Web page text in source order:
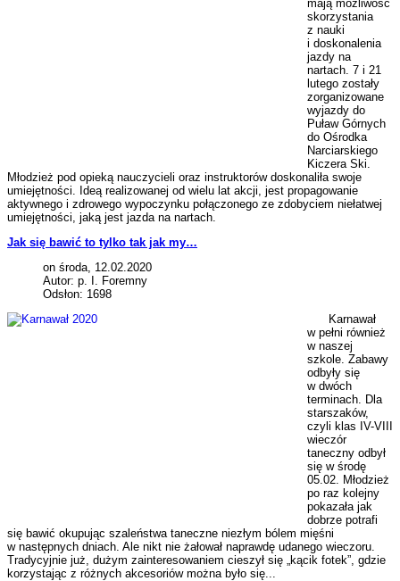
mają możliwość
skorzystania
z nauki
i doskonalenia
jazdy na
nartach. 7 i 21
lutego zostały
zorganizowane
wyjazdy do
Puław Górnych
do Ośrodka
Narciarskiego
Kiczera Ski.
Młodzież pod opieką nauczycieli oraz instruktorów doskonaliła swoje
umiejętności. Ideą realizowanej od wielu lat akcji, jest propagowanie
aktywnego i zdrowego wypoczynku połączonego ze zdobyciem niełatwej
umiejętności, jaką jest jazda na nartach.
Jak się bawić to tylko tak jak my…
on środa, 12.02.2020
Autor: p. I. Foremny
Odsłon: 1698
Karnawał
w pełni również
w naszej
szkole. Zabawy
odbyły się
w dwóch
terminach. Dla
starszaków,
czyli klas IV-VIII
wieczór
taneczny odbył
się w środę
05.02. Młodzież
po raz kolejny
pokazała jak
dobrze potrafi
się bawić okupując szaleństwa taneczne niezłym bólem mięśni
w następnych dniach. Ale nikt nie żałował naprawdę udanego wieczoru.
Tradycyjnie już, dużym zainteresowaniem cieszył się „kącik fotek”, gdzie
korzystając z różnych akcesoriów można było się...